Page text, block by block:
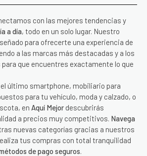
con las mejores tendencias y
a día, todo en un solo lugar. Nuestro
para ofrecerte una experiencia de
a las marcas más destacadas y a los
que encuentres exactamente lo que
último smartphone, mobiliario para
para tu vehículo, moda y calzado, o
en Aquí Mejor descubrirás
a precios muy competitivos. Navega
nuevas categorías gracias a nuestros
tus compras con total tranquilidad
de pago seguros.